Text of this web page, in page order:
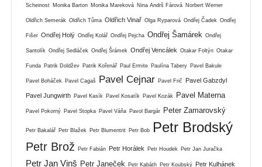
Scheinost Monika Barton Monika Mareková Nina Andrš Fárová Norbert Werner
Oldřich Semerák Oldřich Tůma Oldřich Vinař Olga Ryparová Ondřej Čadek Ondřej
Fišer Ondřej Holý Ondřej Kolář Ondřej Pejcha Ondřej Šamárek Ondřej
Santolík Ondřej Sedláček Ondřej Šrámek Ondřej Vencálek Otakar Foltýn Otakar
Funda Patrik Doldžev Patrik Kořenář Paul Ermite Paulína Tabery Pavel Bakule
Pavel Boháček Pavel Cagaš Pavel Cejnar Pavel Frič Pavel Gabzdyl
Pavel Jungwirth Pavel Kasík Pavel Kosatík Pavel Kozák Pavel Materna
Pavel Pokorný Pavel Stopka Pavel Váňa Pavol Bargár Peter Zamarovský
Petr Bakalář Petr Blažek Petr Blumentrit Petr Bob Petr Brodský
Petr Brož Petr Fabián Petr Horálek Petr Houdek Petr Jan Juračka
Petr Jan Vinš Petr Janeček Petr Kabáth Petr Koubský Petr Kulhánek